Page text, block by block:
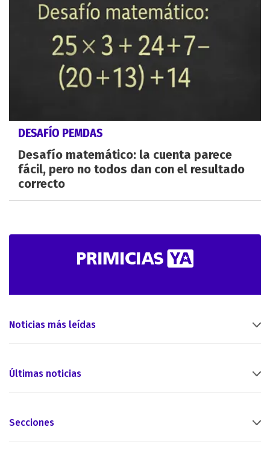
DESAFÍO PEMDAS
Desafío matemático: la cuenta parece
fácil, pero no todos dan con el resultado
correcto
Noticias más leídas
Últimas noticias
Secciones